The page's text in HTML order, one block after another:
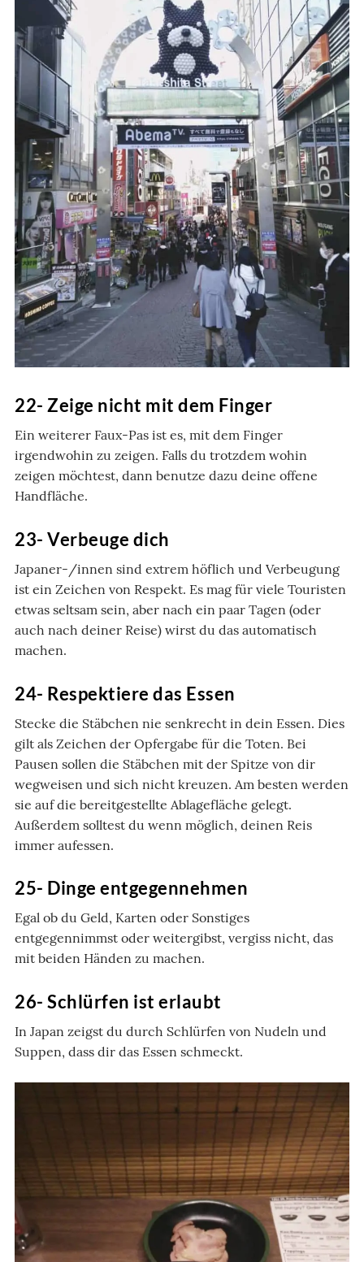
22- Zeige nicht mit dem Finger
Ein weiterer Faux-Pas ist es, mit dem Finger
irgendwohin zu zeigen. Falls du trotzdem wohin
zeigen möchtest, dann benutze dazu deine offene
Handfläche.
23- Verbeuge dich
Japaner-/innen sind extrem höflich und Verbeugung
ist ein Zeichen von Respekt. Es mag für viele Touristen
etwas seltsam sein, aber nach ein paar Tagen (oder
auch nach deiner Reise) wirst du das automatisch
machen.
24- Respektiere das Essen
Stecke die Stäbchen nie senkrecht in dein Essen. Dies
gilt als Zeichen der Opfergabe für die Toten. Bei
Pausen sollen die Stäbchen mit der Spitze von dir
wegweisen und sich nicht kreuzen. Am besten werden
sie auf die bereitgestellte Ablagefläche gelegt.
Außerdem solltest du wenn möglich, deinen Reis
immer aufessen.
25- Dinge entgegennehmen
Egal ob du Geld, Karten oder Sonstiges
entgegennimmst oder weitergibst, vergiss nicht, das
mit beiden Händen zu machen.
26- Schlürfen ist erlaubt
In Japan zeigst du durch Schlürfen von Nudeln und
Suppen, dass dir das Essen schmeckt.